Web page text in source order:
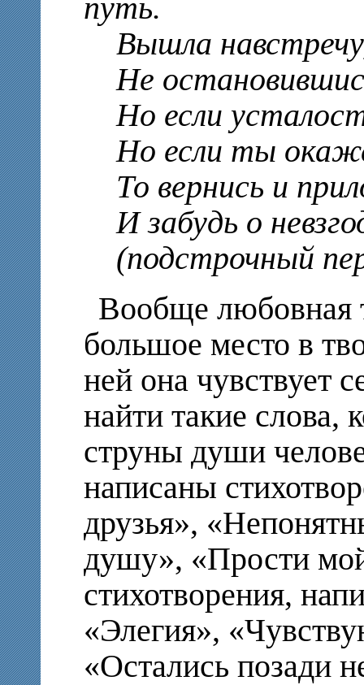
путь.
Вышла
Не
Но если
Но если ты
То вернись и
И забудь о
(подстрочный
Вообще любовная
большое место в
ней она чувствует
найти такие слова,
струны души
написаны
друзья»,
душу», «Прости
стихотворения,
«Элегия»,
«Остались позади